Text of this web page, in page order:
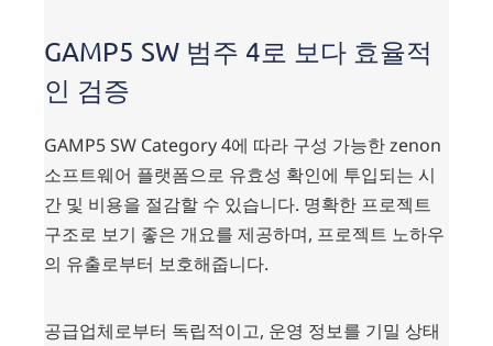
GAMP5 SW 범주 4로 보다 효율적
인 검증
GAMP5 SW Category 4에 따라 구성 가능한 zenon
소프트웨어 플랫폼으로 유효성 확인에 투입되는 시
간 및 비용을 절감할 수 있습니다. 명확한 프로젝트
구조로 보기 좋은 개요를 제공하며, 프로젝트 노하우
의 유출로부터 보호해줍니다.
공급업체로부터 독립적이고, 운영 정보를 기밀 상태